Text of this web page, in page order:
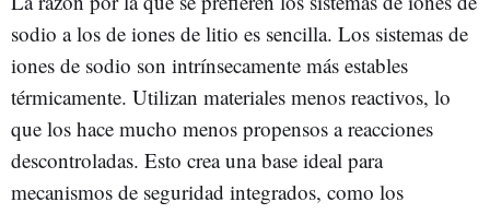
sodio a los de iones de litio es sencilla. Los sistemas de
iones de sodio son intrínsecamente más estables
térmicamente. Utilizan materiales menos reactivos, lo
que los hace mucho menos propensos a reacciones
descontroladas. Esto crea una base ideal para
mecanismos de seguridad integrados, como los